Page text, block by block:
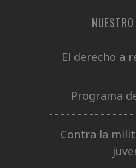
El derecho a
Programa
Contra la